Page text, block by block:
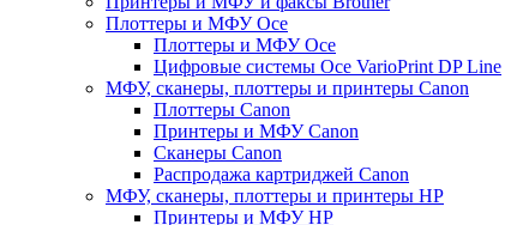
Плоттеры и МФУ Oce
Плоттеры и МФУ Oce
Цифровые системы Oce VarioPrint DP Line
МФУ, сканеры, плоттеры и принтеры Canon
Плоттеры Canon
Принтеры и МФУ Canon
Сканеры Canon
Распродажа картриджей Canon
МФУ, сканеры, плоттеры и принтеры HP
Принтеры и МФУ HP